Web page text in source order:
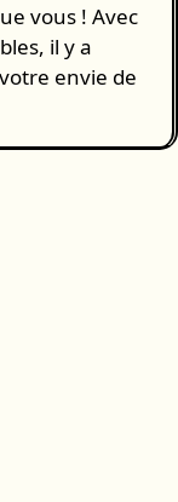
vous ! Avec
il y a
envie de